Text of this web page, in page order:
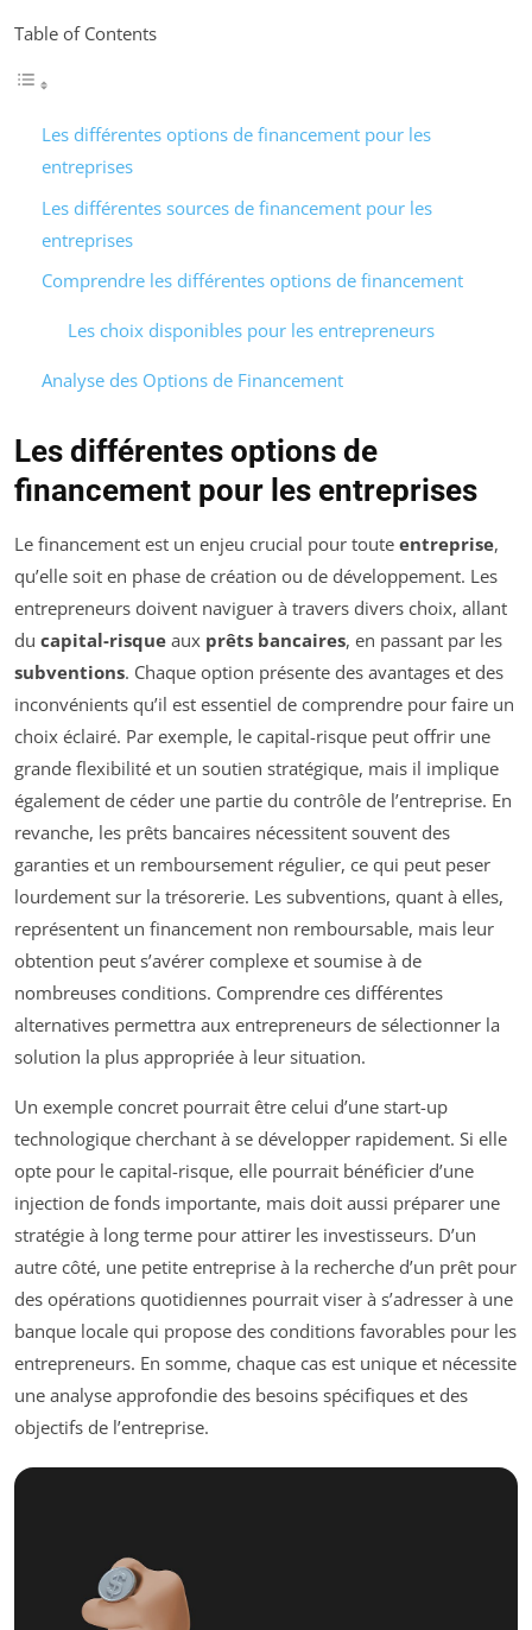
Table of Contents
Les différentes options de financement pour les
entreprises
Les différentes sources de financement pour les
entreprises
Comprendre les différentes options de financement
Les choix disponibles pour les entrepreneurs
Analyse des Options de Financement
Les différentes options de
financement pour les entreprises
Le financement est un enjeu crucial pour toute entreprise,
qu’elle soit en phase de création ou de développement. Les
entrepreneurs doivent naviguer à travers divers choix, allant
du capital-risque aux prêts bancaires, en passant par les
subventions. Chaque option présente des avantages et des
inconvénients qu’il est essentiel de comprendre pour faire un
choix éclairé. Par exemple, le capital-risque peut offrir une
grande flexibilité et un soutien stratégique, mais il implique
également de céder une partie du contrôle de l’entreprise. En
revanche, les prêts bancaires nécessitent souvent des
garanties et un remboursement régulier, ce qui peut peser
lourdement sur la trésorerie. Les subventions, quant à elles,
représentent un financement non remboursable, mais leur
obtention peut s’avérer complexe et soumise à de
nombreuses conditions. Comprendre ces différentes
alternatives permettra aux entrepreneurs de sélectionner la
solution la plus appropriée à leur situation.
Un exemple concret pourrait être celui d’une start-up
technologique cherchant à se développer rapidement. Si elle
opte pour le capital-risque, elle pourrait bénéficier d’une
injection de fonds importante, mais doit aussi préparer une
stratégie à long terme pour attirer les investisseurs. D’un
autre côté, une petite entreprise à la recherche d’un prêt pour
des opérations quotidiennes pourrait viser à s’adresser à une
banque locale qui propose des conditions favorables pour les
entrepreneurs. En somme, chaque cas est unique et nécessite
une analyse approfondie des besoins spécifiques et des
objectifs de l’entreprise.